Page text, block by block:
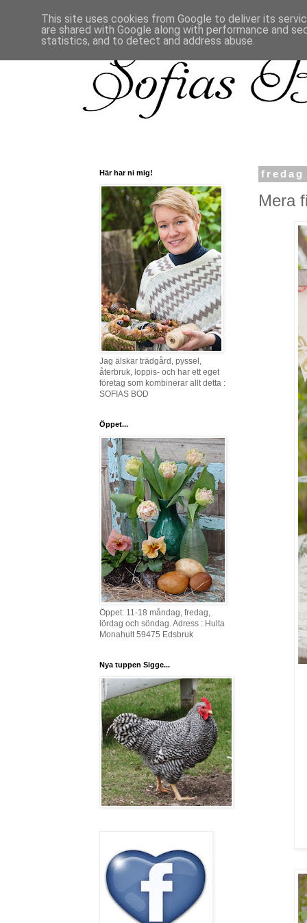
fredag
Mera
Här har ni mig!
Jag älskar trädgård, pyssel,
återbruk, loppis- och har ett eget
företag som kombinerar allt detta :
SOFIAS BOD
Öppet...
Öppet: 11-18 måndag, fredag,
lördag och söndag. Adress : Hulta
Monahult 59475 Edsbruk
Nya tuppen Sigge...
This site uses cookies from Google to deliver its
are shared with Google along with performance and
statistics, and to detect and address abuse.